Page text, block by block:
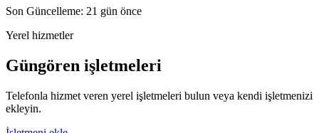
Son Güncelleme: 21 gün önce
Yerel hizmetler
Güngören işletmeleri
Telefonla hizmet veren yerel işletmeleri bulun veya kendi işletmenizi
ekleyin.